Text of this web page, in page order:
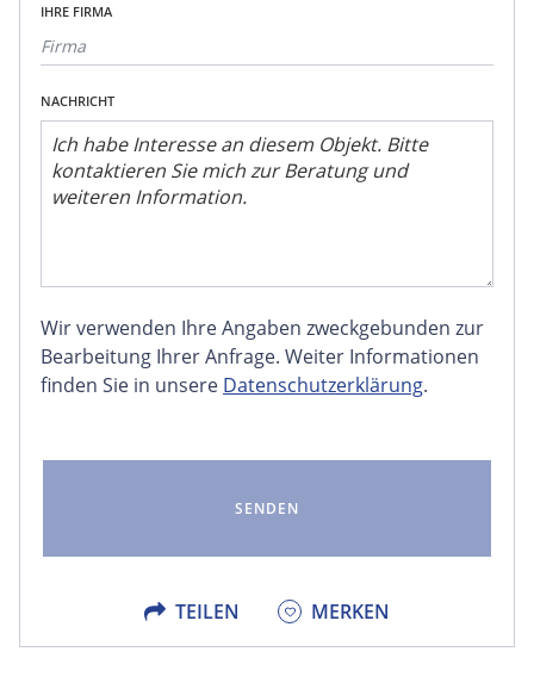
IHRE FIRMA
NACHRICHT
Wir verwenden Ihre Angaben zweckgebunden zur
Bearbeitung Ihrer Anfrage. Weiter Informationen
finden Sie in unsere Datenschutzerklärung.
TEILEN
FACEBOOK
X
MERKEN